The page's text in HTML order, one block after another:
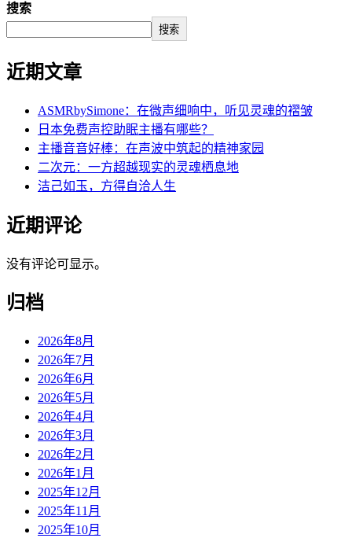
搜索
搜索
近期文章
ASMRbySimone：在微声细响中，听见灵魂的褶皱
日本免费声控助眠主播有哪些？
主播音音好棒：在声波中筑起的精神家园
二次元：一方超越现实的灵魂栖息地
洁己如玉，方得自洽人生
近期评论
没有评论可显示。
归档
2026年8月
2026年7月
2026年6月
2026年5月
2026年4月
2026年3月
2026年2月
2026年1月
2025年12月
2025年11月
2025年10月